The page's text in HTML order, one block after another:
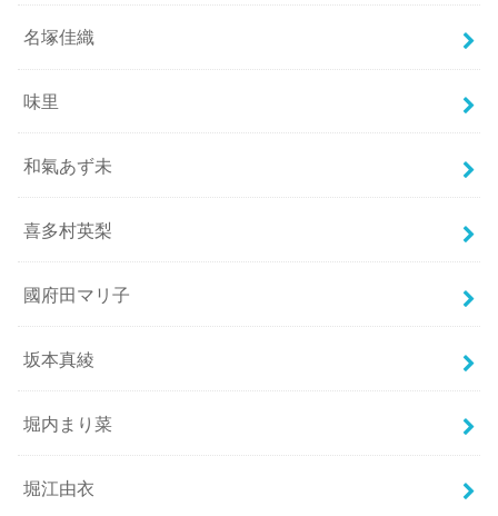
名塚佳織
味里
和氣あず未
喜多村英梨
國府田マリ子
坂本真綾
堀内まり菜
堀江由衣